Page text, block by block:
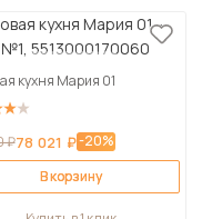
кухня Мария 01
₽78 021 ₽-20%
В корзину